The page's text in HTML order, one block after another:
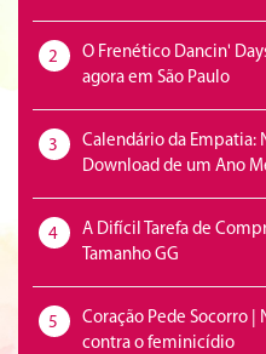
2
O Frenético Dancin'
agora em São Paulo
3
Calendário da Empatia:
Download de um Ano
4
A Difícil Tarefa de
Tamanho GG
5
Coração Pede Socorro |
contra o feminicídio